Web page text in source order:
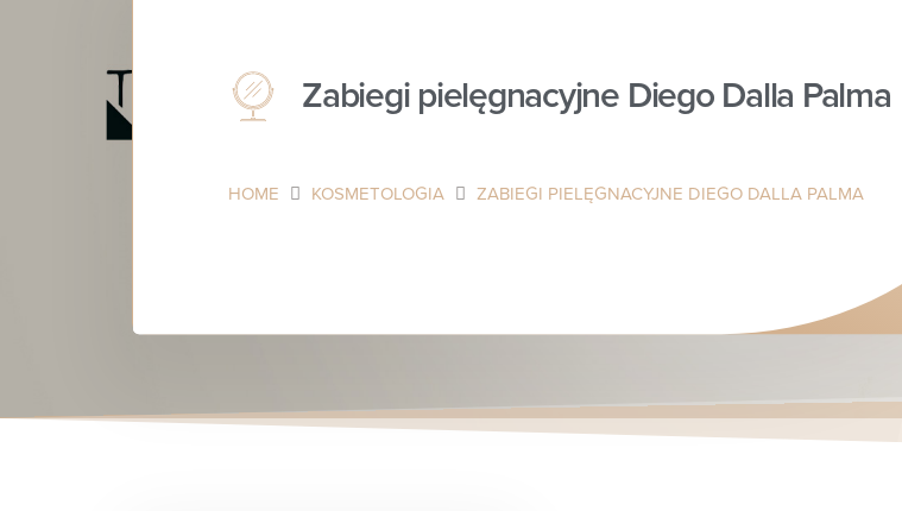
Zabiegi pielęgnacyjne Diego Dalla Palma
HOME KOSMETOLOGIA ZABIEGI PIELĘGNACYJNE DIEGO DALLA PALMA